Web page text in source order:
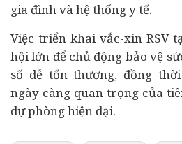
gia đình và hệ thống y tế.
Việc triển khai vắc-xin RSV
hội lớn để chủ động bảo vệ
số dễ tổn thương, đồng
ngày càng quan trọng của
dự phòng hiện đại.